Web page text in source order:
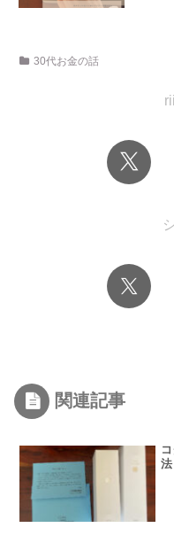
30代お金の話
関連記事